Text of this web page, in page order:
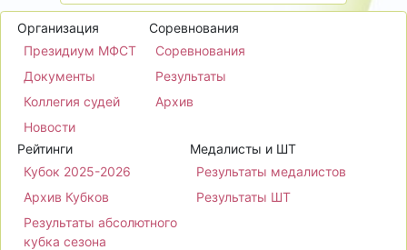
Организация
Президиум МФСТ
Документы
Коллегия судей
Новости
Соревнования
Соревнования
Результаты
Архив
Рейтинги
Кубок 2025-2026
Архив Кубков
Результаты абсолютного
кубка сезона
Медалисты и ШТ
Результаты медалистов
Результаты ШТ